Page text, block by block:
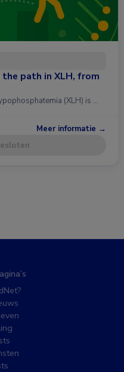
the path in XLH, from
(XLH) is …
Meer informatie →